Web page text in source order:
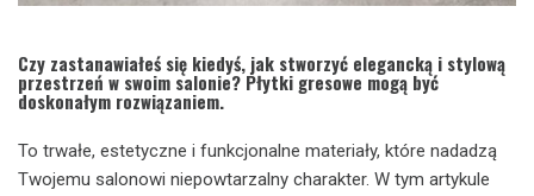
Czy zastanawiałeś się kiedyś, jak stworzyć elegancką i stylową
przestrzeń w swoim salonie? Płytki gresowe mogą być
doskonałym rozwiązaniem.
To trwałe, estetyczne i funkcjonalne materiały, które nadadzą
Twojemu salonowi niepowtarzalny charakter. W tym artykule